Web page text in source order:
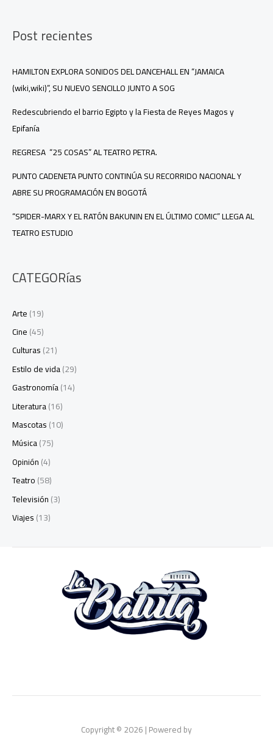
FAMA DE
LOS
LATINOS
Post recientes
HAMILTON EXPLORA SONIDOS DEL DANCEHALL EN “JAMAICA
(wiki,wiki)”, SU NUEVO SENCILLO JUNTO A SOG
Redescubriendo el barrio Egipto y la Fiesta de Reyes Magos y
Epifanía
REGRESA “25 COSAS” AL TEATRO PETRA.
PUNTO CADENETA PUNTO CONTINÚA SU RECORRIDO NACIONAL Y
ABRE SU PROGRAMACIÓN EN BOGOTÁ
“SPIDER-MARX Y EL RATÓN BAKUNIN EN EL ÚLTIMO COMIC” LLEGA AL
TEATRO ESTUDIO
CATEGORías
Arte(19)
Cine(45)
Culturas(21)
Estilo de vida(29)
Gastronomía(14)
Literatura(16)
Mascotas(10)
Música(75)
Opinión(4)
Teatro(58)
Televisión(3)
Viajes(13)
Copyright © 2026 | Powered by